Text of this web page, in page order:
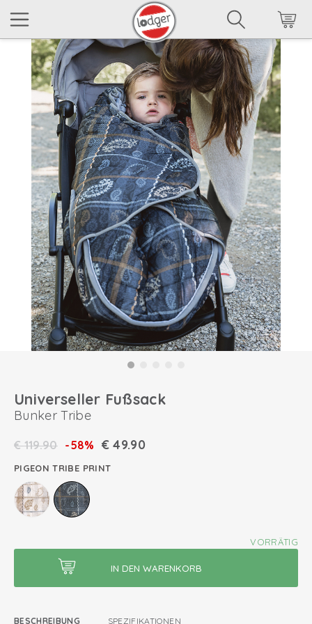
Universeller Fußsack
Bunker Tribe
€119.90 -58% €49.90
PIGEON TRIBE PRINT
VORRÄTIG
BESCHREIBUNG SPEZIFIKATIONEN